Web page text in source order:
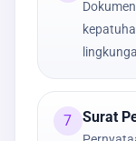
7 Surat